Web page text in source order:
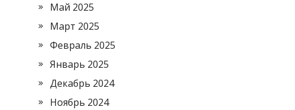
Май 2025
Март 2025
Февраль 2025
Январь 2025
Декабрь 2024
Ноябрь 2024